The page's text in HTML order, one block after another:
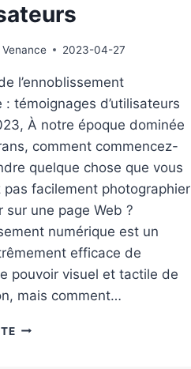
2023-04-27
l’ennoblissement
: témoignages d’utilisateurs
À notre époque dominée
comment commencez-
quelque chose que vous
pas facilement photographier
sur une page Web ?
numérique est un
efficace de
pouvoir visuel et tactile de
mais comment…
LA